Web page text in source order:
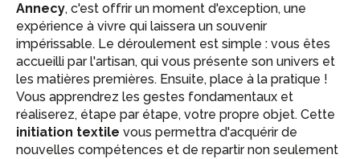
Annecy, c'est offrir un moment d'exception, une
expérience à vivre qui laissera un souvenir
impérissable. Le déroulement est simple : vous êtes
accueilli par l'artisan, qui vous présente son univers et
les matières premières. Ensuite, place à la pratique !
Vous apprendrez les gestes fondamentaux et
réaliserez, étape par étape, votre propre objet. Cette
initiation textile vous permettra d'acquérir de
nouvelles compétences et de repartir non seulement